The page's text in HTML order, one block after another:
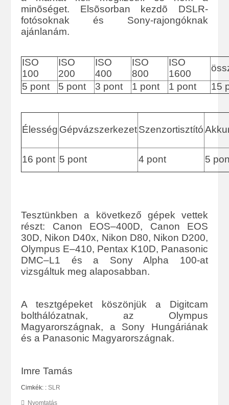
minõséget. Elsõsorban kezdõ DSLR-
fotósoknak és Sony-rajongóknak
ajánlanám.
ISO
100
ISO
200
ISO
400
ISO
800
ISO
1600
5 pont
5 pont 3 pont 1 pont 1 pont 15
Élesség GépvázszerkezetSzenzortisztító
16 pont 5 pont 4 pont 5
Tesztünkben a következő gépek vettek
részt: Canon EOS–400D, Canon EOS
30D, Nikon D40x, Nikon D80, Nikon D200,
Olympus E–410, Pentax K10D, Panasonic
DMC–L1 és a Sony Alpha 100-at
vizsgáltuk meg alaposabban.
A tesztgépeket köszönjük a Digitcam
bolthálózatnak, az Olympus
Magyarországnak, a Sony Hungáriának
és a Panasonic Magyarországnak.
Imre Tamás
Cimkék: : SLR
Nyomtatás